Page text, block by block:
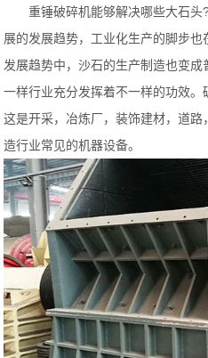
重锤破碎机能够解决哪些大石
展的发展趋势，工业化生产的脚步
发展趋势中，沙石的生产制造也变
一样行业充分发挥着不一样的功效。
这是开采，冶炼厂，装饰建材，道
造行业常见的机器设备。